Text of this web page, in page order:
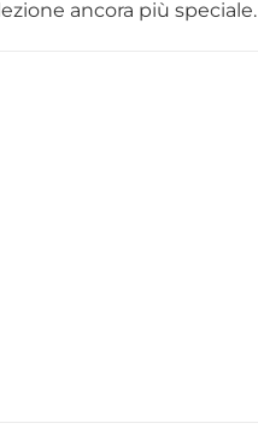
ancora più speciale.